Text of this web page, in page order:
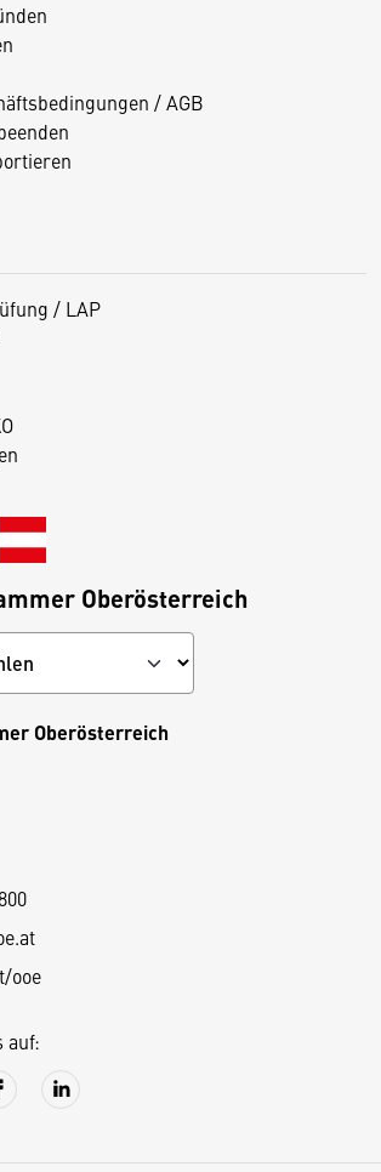
/ AGB
/ LAP
Oberösterreich
Oberösterreich
ooe
auf: